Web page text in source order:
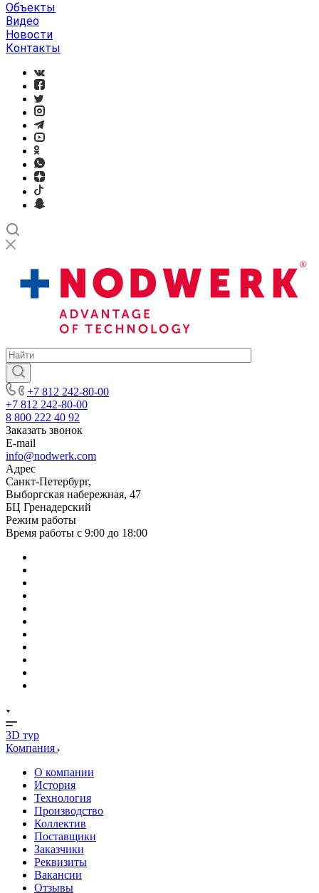
Объекты
Видео
Новости
Контакты
+7 812 242-80-00
+7 812 242-80-00
8 800 222 40 92
Заказать звонок
E-mail
info@nodwerk.com
Адрес
Санкт-Петербург,
Выборгская набережная, 47
БЦ Гренадерский
Режим работы
Время работы с 9:00 до 18:00
3D тур
Компания
О компании
История
Технология
Производство
Коллектив
Поставщики
Заказчики
Реквизиты
Вакансии
Отзывы